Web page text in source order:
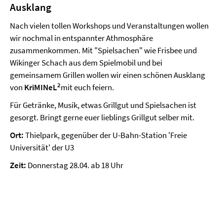
Ausklang
Nach vielen tollen Workshops und Veranstaltungen wollen
wir nochmal in entspannter Athmosphäre
zusammenkommen. Mit "Spielsachen" wie Frisbee und
Wikinger Schach aus dem Spielmobil und bei
gemeinsamem Grillen wollen wir einen schönen Ausklang
von KriMINeL2mit euch feiern.
Für Getränke, Musik, etwas Grillgut und Spielsachen ist
gesorgt. Bringt gerne euer lieblings Grillgut selber mit.
Ort:Thielpark, gegenüber der U-Bahn-Station 'Freie
Universität' der U3
Zeit: Donnerstag 28.04. ab 18 Uhr